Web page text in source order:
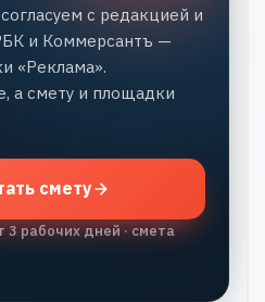
с редакцией и
и Коммерсантъ —
«Реклама».
а смету и площадки
смету
3 рабочих дней · смета